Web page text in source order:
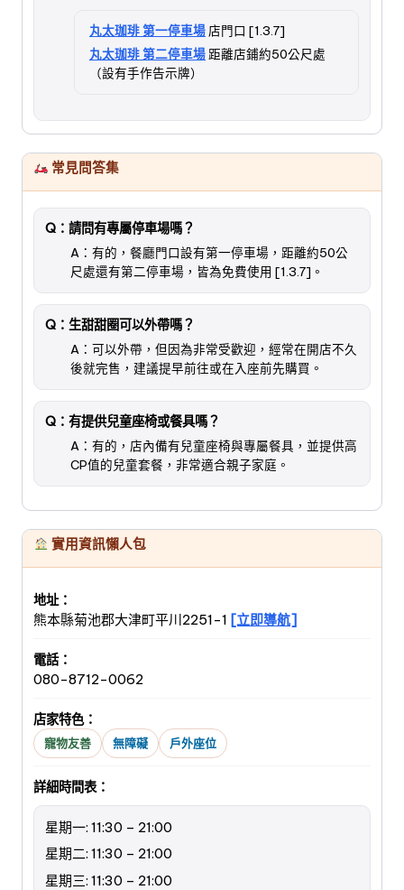
丸太珈琲 第一停車場 店門口 [1.3.7]
丸太珈琲 第二停車場 距離店鋪約50公尺處
（設有手作告示牌）
常見問答集
Q：請問有專屬停車場嗎？
A：有的，餐廳門口設有第一停車場，距離約50公
尺處還有第二停車場，皆為免費使用 [1.3.7]。
Q：生甜甜圈可以外帶嗎？
A：可以外帶，但因為非常受歡迎，經常在開店不久
後就完售，建議提早前往或在入座前先購買。
Q：有提供兒童座椅或餐具嗎？
A：有的，店內備有兒童座椅與專屬餐具，並提供高
CP值的兒童套餐，非常適合親子家庭。
實用資訊懶人包
地址：
熊本縣菊池郡大津町平川2251-1 [立即導航]
電話：
080-8712-0062
店家特色：
寵物友善 無障礙 戶外座位
詳細時間表：
星期一: 11:30 – 21:00
星期二: 11:30 – 21:00
星期三: 11:30 – 21:00